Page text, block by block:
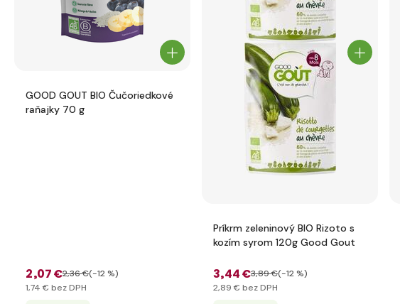
GOOD GOUT BIO Čučoriedkové
raňajky 70 g
2,07 €2,36 €(-12 %)
1,74 € bez DPH
Príkrm zeleninový BIO Rizoto s
kozím syrom 120g Good Gout
3,44 €3,89 €(-12 %)
2,89 € bez DPH